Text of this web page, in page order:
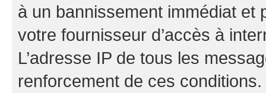
à un bannissement immédiat et
votre fournisseur d’accès à
L’adresse IP de tous les
renforcement de ces